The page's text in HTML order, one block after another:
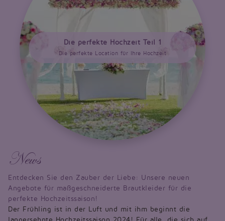
Die perfekte Hochzeit Teil 1
Die perfekte Location für Ihre Hochzeit
News
Entdecken Sie den Zauber der Liebe: Unsere neuen
Angebote für maßgeschneiderte Brautkleider für die
perfekte Hochzeitssaison!
Der Frühling ist in der Luft und mit ihm beginnt die